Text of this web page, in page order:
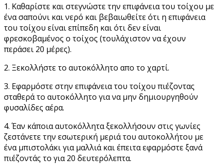
1. Καθαρίστε και στεγνώστε την επιφάνεια του τοίχου με
ένα σαπούνι και νερό και βεβαιωθείτε ότι η επιφάνεια
του τοίχου είναι επίπεδη και ότι δεν είναι
φρεσκοβαμένος ο τοίχος (τουλάχιστον να έχουν
περάσει 20 μέρες).
2. Ξεκολλήστε το αυτοκόλλητο απο το χαρτί.
3. Εφαρμόστε στην επιφάνεια του τοίχου πιέζοντας
σταθερά το αυτοκόλλητο για να μην δημιουργηθούν
φυσαλίδες αέρα.
4. Έαν κάποια αυτοκόλλητα ξεκολλήσουν στις γωνίες
ζεστάνετε την εσωτερική μεριά του αυτοκολλήτου με
ένα μπιστολάκι για μαλλιά και έπειτα εφαρμόστε ξανά
πιέζοντάς το για 20 δευτερόλεπτα.